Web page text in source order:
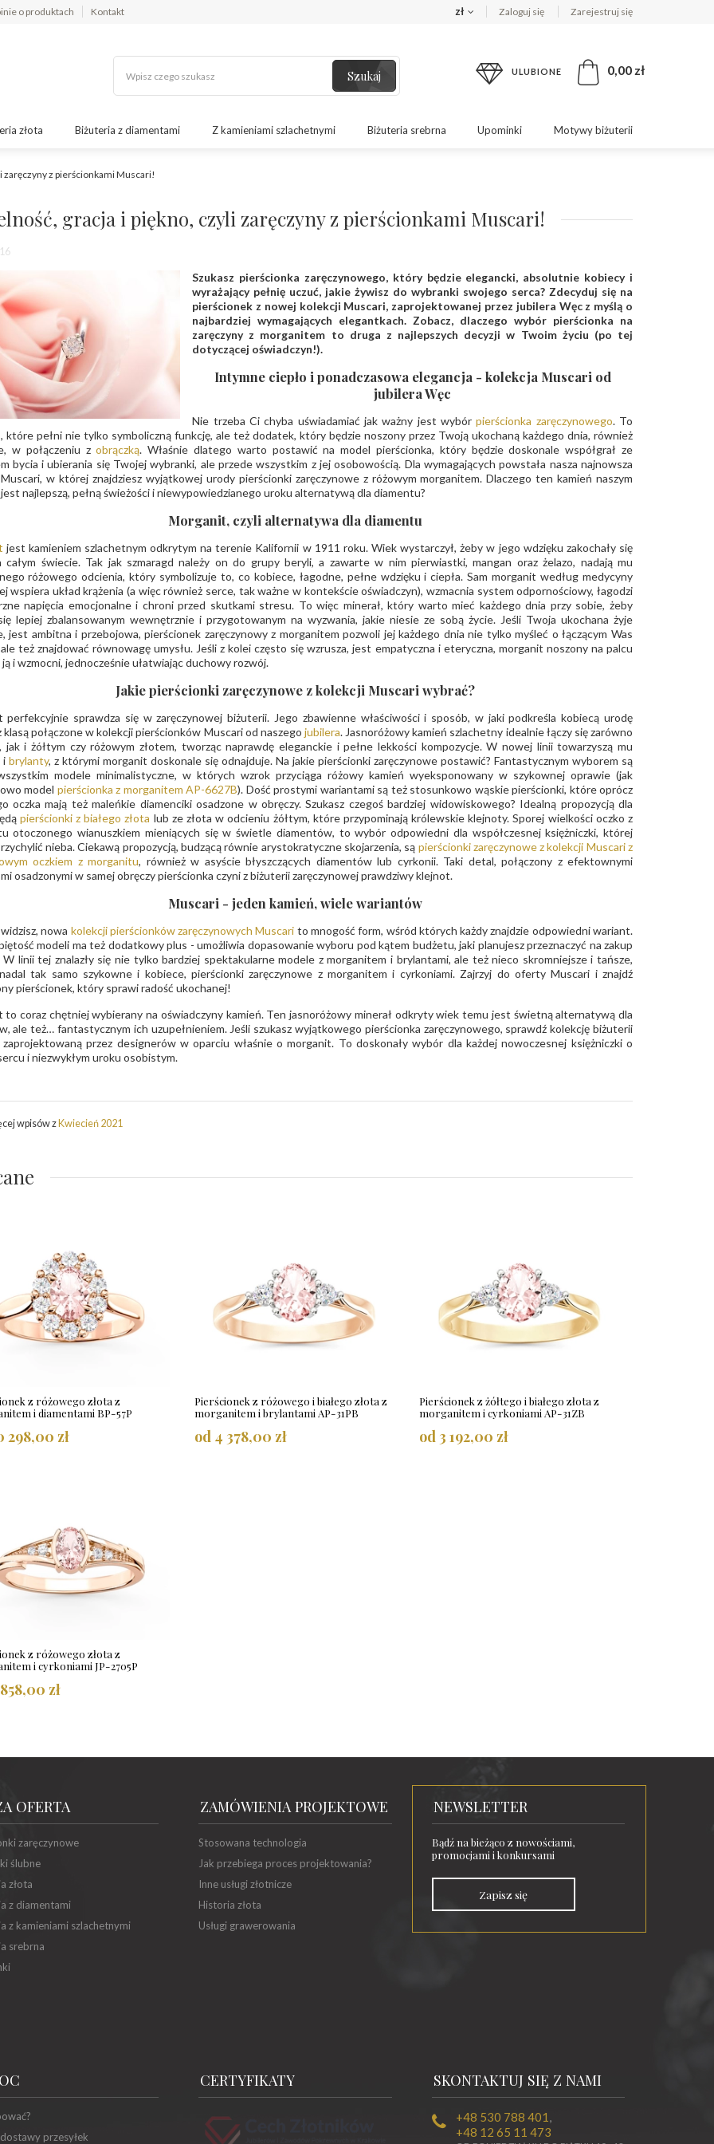
o produktach Kontakt zł Zaloguj się Zarejestruj się
Szukaj ULUBIONE 0,00 zł
złota Biżuteria z diamentami Z kamieniami szlachetnymi Biżuteria srebrna Upominki Motywy biżuterii
zaręczyny z pierścionkami Muscari!
gracja i piękno, czyli zaręczyny z pierścionkami Muscari!
Szukasz pierścionka zaręczynowego, który będzie elegancki, absolutnie kobiecy i
wyrażający pełnię uczuć, jakie żywisz do wybranki swojego serca? Zdecyduj się na
pierścionek z nowej kolekcji Muscari, zaprojektowanej przez jubilera Węc z myślą o
najbardziej wymagających elegantkach. Zobacz, dlaczego wybór pierścionka na
zaręczyny z morganitem to druga z najlepszych decyzji w Twoim życiu (po tej
dotyczącej oświadczyn!).
Intymne ciepło i ponadczasowa elegancja - kolekcja Muscari od
jubilera Węc
Nie trzeba Ci chyba uświadamiać jak ważny jest wybórpierścionka zaręczynowego. To
które pełni nie tylko symboliczną funkcję, ale też dodatek, który będzie noszony przez Twoją ukochaną każdego dnia, również
w połączeniu zobrączką. Właśnie dlatego warto postawić na model pierścionka, który będzie doskonale współgrał ze
bycia i ubierania się Twojej wybranki, ale przede wszystkim z jej osobowością. Dla wymagających powstała nasza najnowsza
w której znajdziesz wyjątkowej urody pierścionki zaręczynowe z różowym morganitem. Dlaczego ten kamień naszym
najlepszą, pełną świeżości i niewypowiedzianego uroku alternatywą dla diamentu?
Morganit, czyli alternatywa dla diamentu
jest kamieniem szlachetnym odkrytym na terenie Kalifornii w 1911 roku. Wiek wystarczył, żeby w jego wdzięku zakochały się
całym świecie. Tak jak szmaragd należy on do grupy beryli, a zawarte w nim pierwiastki, mangan oraz żelazo, nadają mu
różowego odcienia, który symbolizuje to, co kobiece, łagodne, pełne wdzięku i ciepła. Sam morganit według medycyny
wspiera układ krążenia (a więc również serce, tak ważne w kontekście oświadczyn), wzmacnia system odpornościowy, łagodzi
napięcia emocjonalne i chroni przed skutkami stresu. To więc minerał, który warto mieć każdego dnia przy sobie, żeby
lepiej zbalansowanym wewnętrznie i przygotowanym na wyzwania, jakie niesie ze sobą życie. Jeśli Twoja ukochana żyje
jest ambitna i przebojowa, pierścionek zaręczynowy z morganitem pozwoli jej każdego dnia nie tylko myśleć o łączącym Was
też znajdować równowagę umysłu. Jeśli z kolei często się wzrusza, jest empatyczna i eteryczna, morganit noszony na palcu
i wzmocni, jednocześnie ułatwiając duchowy rozwój.
Jakie pierścionki zaręczynowe z kolekcji Muscari wybrać?
perfekcyjnie sprawdza się w zaręczynowej biżuterii. Jego zbawienne właściwości i sposób, w jaki podkreśla kobiecą urodę
klasą połączone w kolekcji pierścionków Muscari od naszego jubilera. Jasnoróżowy kamień szlachetny idealnie łączy się zarówno
jak i żółtym czy różowym złotem, tworząc naprawdę eleganckie i pełne lekkości kompozycje. W nowej linii towarzyszą mu
i brylanty, z którymi morganit doskonale się odnajduje. Na jakie pierścionki zaręczynowe postawić? Fantastycznym wyborem są
modele minimalistyczne, w których wzrok przyciąga różowy kamień wyeksponowany w szykownej oprawie (jak
model pierścionka z morganitem AP-6627B). Dość prostymi wariantami są też stosunkowo wąskie pierścionki, które oprócz
oczka mają też maleńkie diamenciki osadzone w obręczy. Szukasz czegoś bardziej widowiskowego? Idealną propozycją dla
pierścionki z białego złota lub ze złota w odcieniu żółtym, które przypominają królewskie klejnoty. Sporej wielkości oczko z
otoczonego wianuszkiem mieniących się w świetle diamentów, to wybór odpowiedni dla współczesnej księżniczki, której
nieba. Ciekawą propozycją, budzącą równie arystokratyczne skojarzenia, są pierścionki zaręczynowe z kolekcji Muscari z
oczkiem z morganitu, również w asyście błyszczących diamentów lub cyrkonii. Taki detal, połączony z efektownymi
osadzonymi w samej obręczy pierścionka czyni z biżuterii zaręczynowej prawdziwy klejnot.
Muscari - jeden kamień, wiele wariantów
nowa kolekcji pierścionków zaręczynowych Muscari to mnogość form, wśród których każdy znajdzie odpowiedni wariant.
modeli ma też dodatkowy plus - umożliwia dopasowanie wyboru pod kątem budżetu, jaki planujesz przeznaczyć na zakup
linii tej znalazły się nie tylko bardziej spektakularne modele z morganitem i brylantami, ale też nieco skromniejsze i tańsze,
tak samo szykowne i kobiece, pierścionki zaręczynowe z morganitem i cyrkoniami. Zajrzyj do oferty Muscari i znajdź
pierścionek, który sprawi radość ukochanej!
to coraz chętniej wybierany na oświadczyny kamień. Ten jasnoróżowy minerał odkryty wiek temu jest świetną alternatywą dla
ale też… fantastycznym ich uzupełnieniem. Jeśli szukasz wyjątkowego pierścionka zaręczynowego, sprawdź kolekcję biżuterii
zaprojektowaną przez designerów w oparciu właśnie o morganit. To doskonały wybór dla każdej nowoczesnej księżniczki o
i niezwykłym uroku osobistym.
wpisów z Kwiecień 2021
z różowego złota z
i diamentami BP-57P
298,00 zł
Pierścionek z różowego i białego złota z
morganitem i brylantami AP-31PB
od 4 378,00 zł
Pierścionek z żółtego i białego złota z
morganitem i cyrkoniami AP-31ZB
od 3 192,00 zł
z różowego złota z
i cyrkoniami JP-2705P
zł
OFERTA
zaręczynowe
ślubne
złota
z diamentami
z kamieniami szlachetnymi
srebrna
ZAMÓWIENIA PROJEKTOWE
Stosowana technologia
Jak przebiega proces projektowania?
Inne usługi złotnicze
Historia złota
Usługi grawerowania
NEWSLETTER
Bądź na bieżąco z nowościami,
promocjami i konkursami
Zapisz się
przesyłek
CERTYFIKATY SKONTAKTUJ SIĘ Z NAMI
+48 530 788 401 ,
+48 12 65 11 473